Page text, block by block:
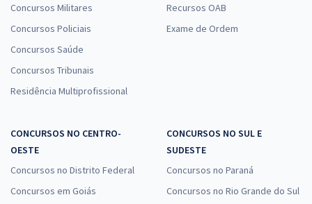
Concursos Militares
Concursos Policiais
Concursos Saúde
Concursos Tribunais
Residência Multiprofissional
Recursos OAB
Exame de Ordem
CONCURSOS NO CENTRO-
OESTE
Concursos no Distrito Federal
Concursos em Goiás
CONCURSOS NO SUL E
SUDESTE
Concursos no Paraná
Concursos no Rio Grande do Sul